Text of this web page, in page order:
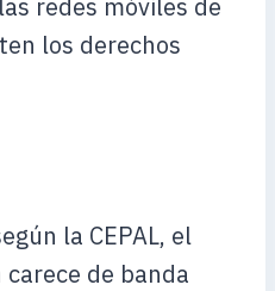
redes móviles de
los derechos
la CEPAL, el
de banda